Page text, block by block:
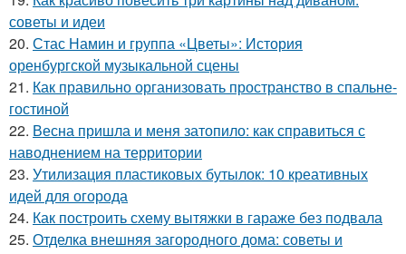
советы и идеи
20. Стас Намин и группа «Цветы»: История
оренбургской музыкальной сцены
21. Как правильно организовать пространство в спальне-
гостиной
22. Весна пришла и меня затопило: как справиться с
наводнением на территории
23. Утилизация пластиковых бутылок: 10 креативных
идей для огорода
24. Как построить схему вытяжки в гараже без подвала
25. Отделка внешняя загородного дома: советы и